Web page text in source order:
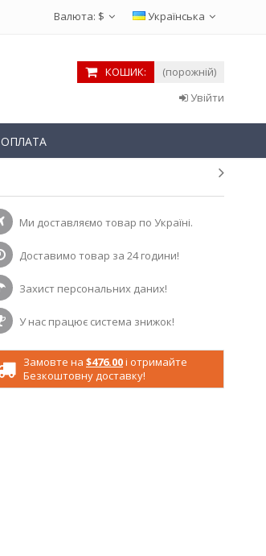
Українська
Валюта: $
КОШИК:
(порожній)
Увійти
ОПЛАТА
Ми доставляємо товар по Україні.
Доставимо товар за 24 години!
Захист персональних даних!
У нас працює система знижок!
Замовте на $476.00і отримайте
Безкоштовну доставку!